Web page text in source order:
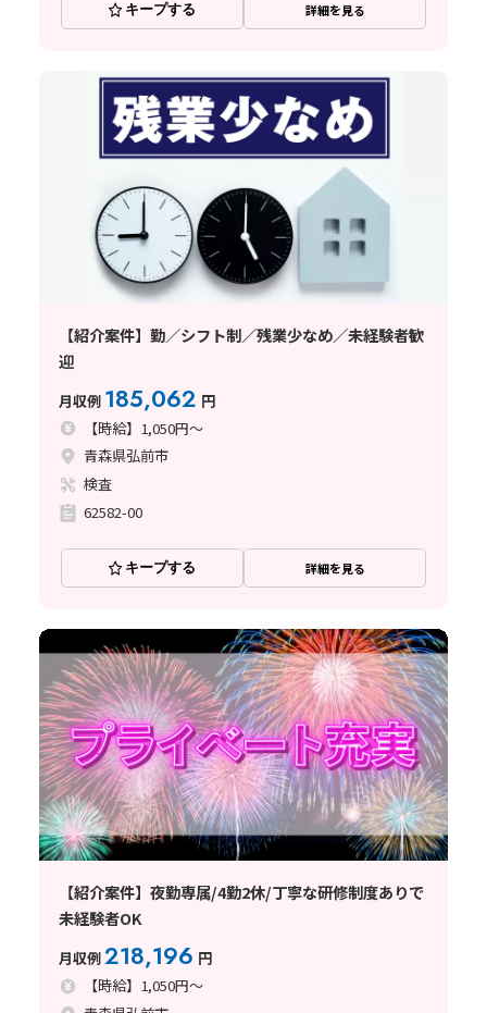
キープする 詳細を見る
【紹介案件】勤／シフト制／残業少なめ／未経験者歓
迎
月収例 185,062 円
【時給】1,050円～
青森県弘前市
検査
62582-00
キープする 詳細を見る
【紹介案件】夜勤専属/4勤2休/丁寧な研修制度ありで
未経験者OK
月収例218,196 円
【時給】1,050円～